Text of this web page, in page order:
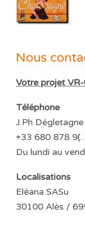
Nous
Votre projet
Téléphone
J.Ph Dégletagne
+33 680 878
Du lundi au
Localisations
Eléana SASu
30100 Alès /